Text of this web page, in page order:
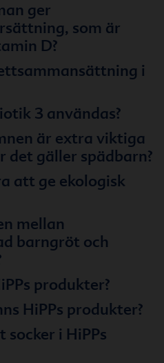
ger
som är
D?
i
3 användas?
är extra viktiga
det gäller spädbarn?
att ge ekologisk
mellan
barngröt och
produkter?
HiPPs produkter?
i HiPPs